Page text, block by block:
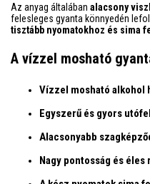
Az anyag általában alacsony
felesleges gyanta könnyedén
tisztább nyomatokhoz és sima
A vízzel mosható
Vízzel mosható alkohol
Egyszerű és gyors
Alacsonyabb
Nagy pontosság és